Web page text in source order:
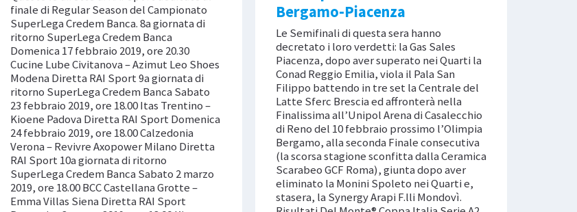
finale di Regular Season del Campionato
SuperLega Credem Banca. 8a giornata di
ritorno SuperLega Credem Banca
Domenica 17 febbraio 2019, ore 20.30
Cucine Lube Civitanova – Azimut Leo Shoes
Modena Diretta RAI Sport 9a giornata di
ritorno SuperLega Credem Banca Sabato
23 febbraio 2019, ore 18.00 Itas Trentino –
Kioene Padova Diretta RAI Sport Domenica
24 febbraio 2019, ore 18.00 Calzedonia
Verona – Revivre Axopower Milano Diretta
RAI Sport 10a giornata di ritorno
SuperLega Credem Banca Sabato 2 marzo
2019, ore 18.00 BCC Castellana Grotte –
Emma Villas Siena Diretta RAI Sport
Bergamo-Piacenza
Le Semifinali di questa sera hanno
decretato i loro verdetti: la Gas Sales
Piacenza, dopo aver superato nei Quarti la
Conad Reggio Emilia, viola il Pala San
Filippo battendo in tre set la Centrale del
Latte Sferc Brescia ed affronterà nella
Finalissima all’Unipol Arena di Casalecchio
di Reno del 10 febbraio prossimo l’Olimpia
Bergamo, alla seconda Finale consecutiva
(la scorsa stagione sconfitta dalla Ceramica
Scarabeo GCF Roma), giunta dopo aver
eliminato la Monini Spoleto nei Quarti e,
stasera, la Synergy Arapi F.lli Mondovì.